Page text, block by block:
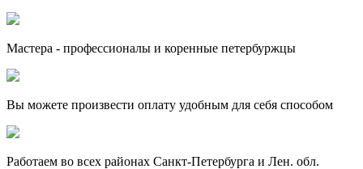
Мастера - профессионалы и коренные петербуржцы
Вы можете произвести оплату удобным для себя способом
Работаем во всех районах Санкт-Петербурга и Лен. обл.